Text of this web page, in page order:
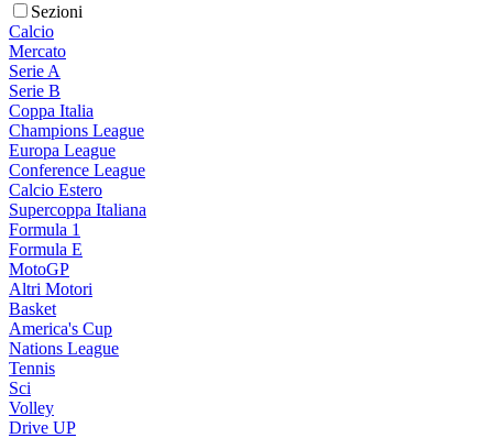
Sezioni
Calcio
Mercato
Serie A
Serie B
Coppa Italia
Champions League
Europa League
Conference League
Calcio Estero
Supercoppa Italiana
Formula 1
Formula E
MotoGP
Altri Motori
Basket
America's Cup
Nations League
Tennis
Sci
Volley
Drive UP